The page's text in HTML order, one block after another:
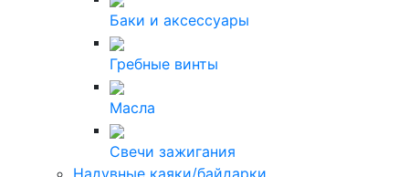
Баки и аксессуары
Гребные винты
Масла
Свечи зажигания
Надувные каяки/байдарки